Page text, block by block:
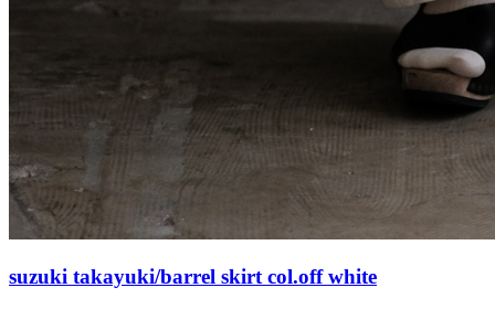
suzuki takayuki/barrel skirt col.off white